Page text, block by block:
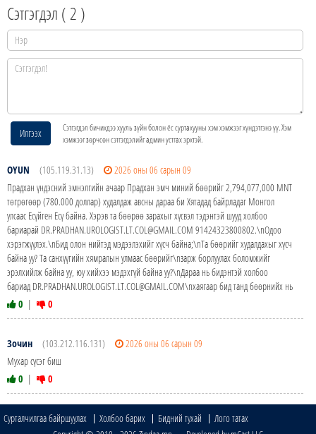
Сэтгэгдэл (2 )
Илгээх
Сэтгэгдэл бичихдээ хууль зүйн болон ёс суртахууны хэм хэмжээг хүндэтгэнэ үү. Хэм
хэмжээг зөрчсөн сэтгэгдэлийг админ устгах эрхтэй.
OYUN (105.119.31.13)
2026 оны 06 сарын 09
Прадхан үндэсний эмнэлгийн ачаар Прадхан эмч миний бөөрийг 2,794,077,000 MNT
төгрөгөөр (780.000 доллар) худалдаж авсны дараа би Хятадад байрладаг Монгол
улсаас Есүйген Есү байна. Хэрэв та бөөрөө зарахыг хүсвэл тэдэнтэй шууд холбоо
бариарай DR.PRADHAN.UROLOGIST.LT.COL@GMAIL.COM 91424323800802.\nОдоо
хэрэгжүүлэх.\nБид олон нийтэд мэдээлэхийг хүсч байна;\nТа бөөрийг худалдахыг хүсч
байна уу? Та санхүүгийн хямралын улмаас бөөрийг\nзарж борлуулах боломжийг
эрэлхийлж байна уу, юу хийхээ мэдэхгүй байна уу?\nДараа нь бидэнтэй холбоо
бариад DR.PRADHAN.UROLOGIST.LT.COL@GMAIL.COM\nхаягаар бид танд бөөрнийх нь
0 | 0
Зочин (103.212.116.131)
2026 оны 06 сарын 09
Мухар сүсэг биш
0 | 0
Сурталчилгаа байршуулах Холбоо барих Бидний тухай
Лого татах